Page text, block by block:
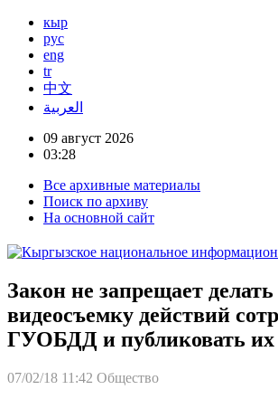
кыр
рус
eng
tr
中文
العربية
09 август 2026
03:28
Все архивные материалы
Поиск по архиву
На основной сайт
Закон не запрещает
видеосъемку действий
ГУОБДД и публиковать
07/02/18 11:42 Общество